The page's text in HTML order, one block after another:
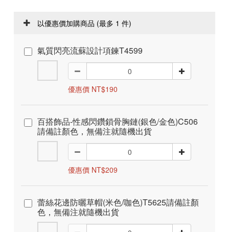
以優惠價加購商品 (最多 1 件)
氣質閃亮流蘇設計項鍊T4599
優惠價 NT$190
百搭飾品-性感閃鑽鎖骨胸鏈(銀色/金色)C506
請備註顏色，無備注就隨機出貨
優惠價 NT$209
蕾絲花邊防曬草帽(米色/咖色)T5625請備註顏
色，無備注就隨機出貨